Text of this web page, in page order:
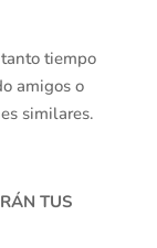
tiempo
amigos o
similares.
TUS